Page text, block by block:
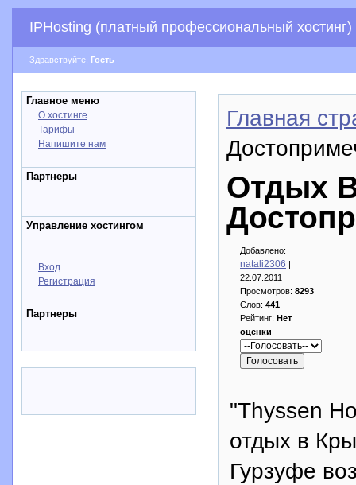
IPHosting (платный профессиональный хостинг)
Здравствуйте, Гость
Главное меню
О хостинге
Тарифы
Напишите нам
Партнеры
Управление хостингом
Вход
Регистрация
Партнеры
Главная
Отдых
Добавлено:
natali2306 |
22.07.2011
Просмотров: 8293
Слов: 441
Рейтинг: Нет
оценки
"Thyssen
отдых в
Гурзуфе